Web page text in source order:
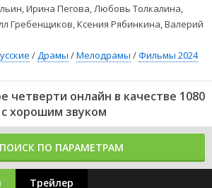
Ирина Пегова, Любовь Толкалина,
Гребенщиков, Ксения Рябинкина, Валерий
/Драмы /Мелодрамы /Фильмы 2024
четверти онлайн в качестве 1080
с хорошим звуком
ПОИСК ПО ПАРАМЕТРАМ
Трейлер